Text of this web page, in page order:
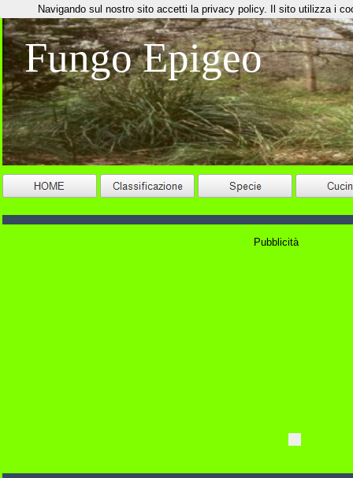
Fungo Epigeo
Pubblicità
Navigando sul nostro sito accetti la privacy policy. Il sito utilizza i